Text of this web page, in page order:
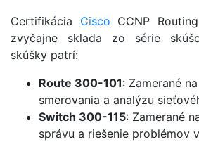
Certifikácia Cisco CCNP
zvyčajne sklada zo série
skúšky patrí:
Route 300-101: Zamerané
smerovania a analýzu
Switch 300-115: Zamerané
správu a riešenie problémov